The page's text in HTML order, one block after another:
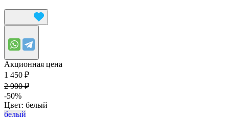
Акционная цена
1 450 ₽
2 900 ₽
-50%
Цвет: белый
белый